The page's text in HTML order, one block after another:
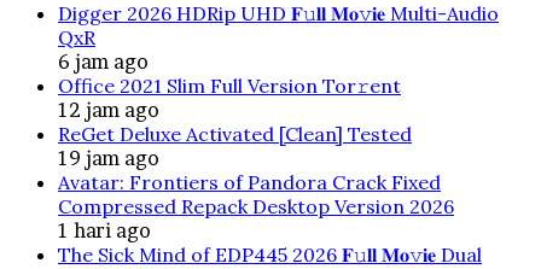
Digger 2026 HDRip UHD 𝐅𝚞𝐥𝐥 𝐌𝐨𝚟𝐢𝐞 Multi-Audio
QxR
6 jam ago
Office 2021 Slim Full Version Tor𝚛ent
12 jam ago
ReGet Deluxe Activated [Clean] Tested
19 jam ago
Avatar: Frontiers of Pandora Crack Fixed
Compressed Repack Desktop Version 2026
1 hari ago
The Sick Mind of EDP445 2026 𝐅𝚞𝐥𝐥 𝐌𝐨𝚟𝐢𝐞 Dual